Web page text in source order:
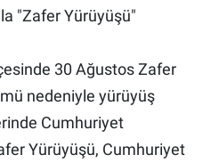
"Zafer Yürüyüşü"
30 Ağustos Zafer
nedeniyle yürüyüş
Cumhuriyet
Yürüyüşü, Cumhuriyet